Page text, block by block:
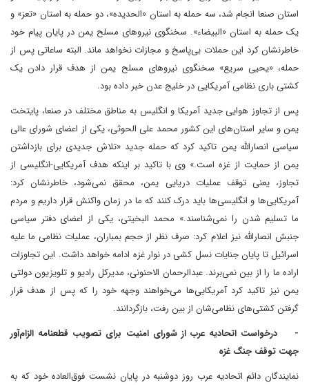
استان صنعا انجام شد، سه حمله به استان «الحدیده»، دو حمله به استان «تعز» و
یک حمله به استان «البیضاء». سخنگوی نیروهای مسلح یمن در پایان پیام خود
خاطرنشان کرد این حملات بی‌پاسخ و مجازات نخواهد ماند. البته ساعاتی پس از
حمله، «یحیی سریع» سخنگوی نیروهای مسلح یمن از هدف قرار دادن یک
کشتی باری نظامی آمریکایی در خلیج عدن خبر داده بود.
پس از تجاوز هوایی جدید آمریکا و انگلیس به مناطق مختلف در صنعا، پایتخت
یمن و سایر استان‌های این کشور محمد علی الحوثی، یکی از اعضای شورای عالی
سیاسی انصارالله یمن تاکید کرد که حمله جدید «تلاش جدیدی برای بازداشتن
یمن از حمایت از غزه است.» وی با تاکید بر اینکه هدف آمریکایی‌-انگلیسی از
تجاوز، یعنی توقف عملیات دریایی یمن، محقق نمی‌شود، خاطرنشان کرد:
آمریکایی‌ها و انگلیسی‌ها باید درک کنند که ما در زمان واکنش قرار داریم و مردم
ما تسلیم شدن را نمی‌شناسند.» محمد البخیتی، یکی از اعضای دفتر سیاسی
جنبش انصارالله نیز اعلام کرد: صرف نظر از حجم بمباران، عملیات نظامی ما علیه
اسرائیل تا پایان جنایات نسل کشی در نوار غزه ادامه خواهد داشت. این تجاوزات
اراده ما را از بین نمی‌برند. عبدالرحمان الاحنونی، مدیرکل رادیو و تلویزیون دولتی
یمن نیز تاکید کرد آمریکایی‌ها می‌خواهند وجهه خود را که پس از هدف قرار
گرفتن کشتی‌های نظامی‌شان از بین رفت، بازگردانند.
- درخواست اتحادیه عرب از شورای امنیت برای تصویب قطعنامه الزام‌آور
جهت توقف جنگ غزه
نمایندگان دائم اتحادیه عرب روز دوشنبه در پایان نشست فوق‌العاده خود که به